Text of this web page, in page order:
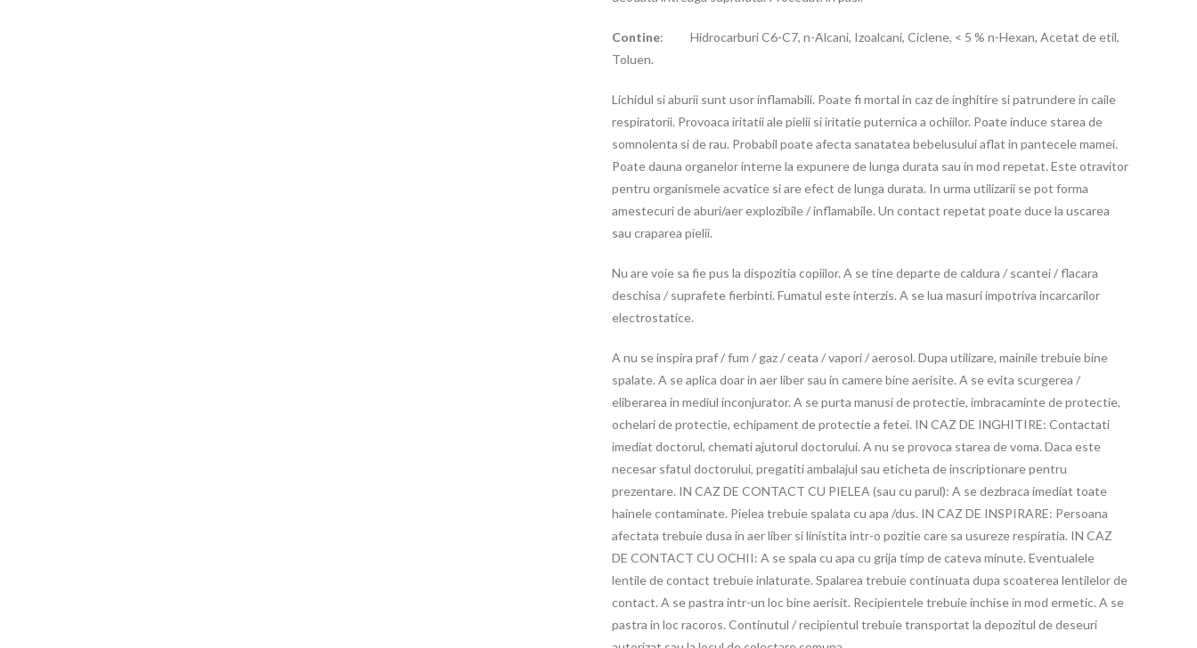
Contine: Hidrocarburi C6-C7, n-Alcani, Izoalcani, Ciclene, < 5 % n-Hexan, Acetat de etil,
Toluen.
Lichidul si aburii sunt usor inflamabili. Poate fi mortal in caz de inghitire si patrundere in caile
respiratorii. Provoaca iritatii ale pielii si iritatie puternica a ochiilor. Poate induce starea de
somnolenta si de rau. Probabil poate afecta sanatatea bebelusului aflat in pantecele mamei.
Poate dauna organelor interne la expunere de lunga durata sau in mod repetat. Este otravitor
pentru organismele acvatice si are efect de lunga durata. In urma utilizarii se pot forma
amestecuri de aburi/aer explozibile / inflamabile. Un contact repetat poate duce la uscarea
sau craparea pielii.
Nu are voie sa fie pus la dispozitia copiilor. A se tine departe de caldura / scantei / flacara
deschisa / suprafete fierbinti. Fumatul este interzis. A se lua masuri impotriva incarcarilor
electrostatice.
A nu se inspira praf / fum / gaz / ceata / vapori / aerosol. Dupa utilizare, mainile trebuie bine
spalate. A se aplica doar in aer liber sau in camere bine aerisite. A se evita scurgerea /
eliberarea in mediul inconjurator. A se purta manusi de protectie, imbracaminte de protectie,
ochelari de protectie, echipament de protectie a fetei. IN CAZ DE INGHITIRE: Contactati
imediat doctorul, chemati ajutorul doctorului. A nu se provoca starea de voma. Daca este
necesar sfatul doctorului, pregatiti ambalajul sau eticheta de inscriptionare pentru
prezentare. IN CAZ DE CONTACT CU PIELEA (sau cu parul): A se dezbraca imediat toate
hainele contaminate. Pielea trebuie spalata cu apa /dus. IN CAZ DE INSPIRARE: Persoana
afectata trebuie dusa in aer liber si linistita intr-o pozitie care sa usureze respiratia. IN CAZ
DE CONTACT CU OCHII: A se spala cu apa cu grija timp de cateva minute. Eventualele
lentile de contact trebuie inlaturate. Spalarea trebuie continuata dupa scoaterea lentilelor de
contact. A se pastra intr-un loc bine aerisit. Recipientele trebuie inchise in mod ermetic. A se
pastra in loc racoros. Continutul / recipientul trebuie transportat la depozitul de deseuri